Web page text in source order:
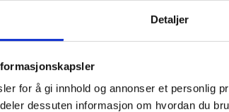
Detaljer
for å gi innhold og annonser et personlig
dessuten informasjon om hvordan du
tips. Lørdag og søndag er det
jegere i postrekka, hundefører
viser vi vomming, slakting og
til å ta med kjøtt hjem.
kun med hagle.